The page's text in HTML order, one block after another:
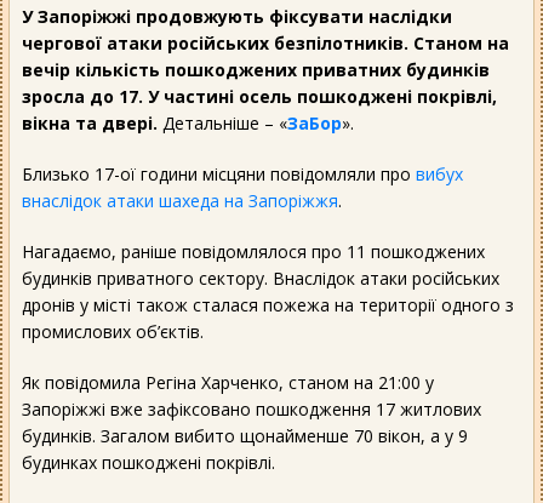
У Запоріжжі продовжують фіксувати наслідки
чергової атаки російських безпілотників. Станом на
вечір кількість пошкоджених приватних будинків
зросла до 17. У частині осель пошкоджені покрівлі,
вікна та двері. Детальніше – «ЗаБор».
Близько 17-ої години місцяни повідомляли про вибух
внаслідок атаки шахеда на Запоріжжя.
Нагадаємо, раніше повідомлялося про 11 пошкоджених
будинків приватного сектору. Внаслідок атаки російських
дронів у місті також сталася пожежа на території одного з
промислових об’єктів.
Як повідомила Регіна Харченко, станом на 21:00 у
Запоріжжі вже зафіксовано пошкодження 17 житлових
будинків. Загалом вибито щонайменше 70 вікон, а у 9
будинках пошкоджені покрівлі.